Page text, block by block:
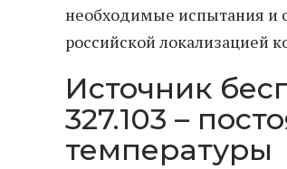
необходимые испытания и
российской локализацией
Источник
327.103 –
температуры